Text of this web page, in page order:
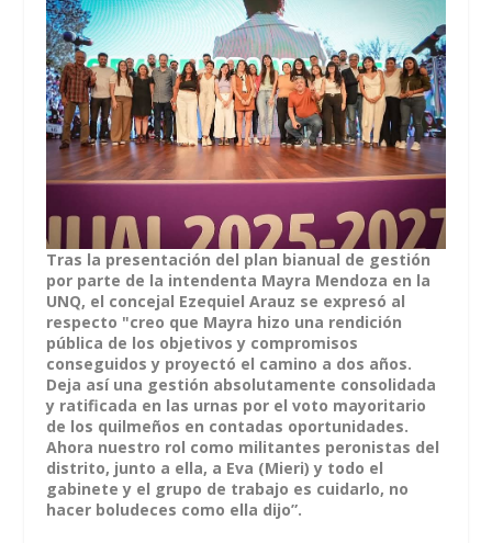
Tras la presentación del plan bianual de gestión
por parte de la intendenta Mayra Mendoza en la
UNQ, el concejal Ezequiel Arauz se expresó al
respecto "creo que Mayra hizo una rendición
pública de los objetivos y compromisos
conseguidos y proyectó el camino a dos años.
Deja así una gestión absolutamente consolidada
y ratificada en las urnas por el voto mayoritario
de los quilmeños en contadas oportunidades.
Ahora nuestro rol como militantes peronistas del
distrito, junto a ella, a Eva (Mieri) y todo el
gabinete y el grupo de trabajo es cuidarlo, no
hacer boludeces como ella dijo”.